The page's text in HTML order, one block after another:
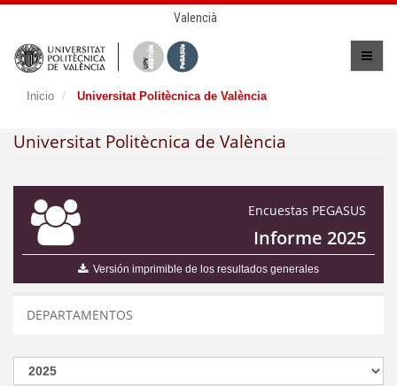
Valencià
Inicio Universitat Politècnica de València
Universitat Politècnica de València
Encuestas PEGASUS
Informe 2025
Versión imprimible de los resultados generales
DEPARTAMENTOS